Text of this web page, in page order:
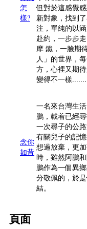
怎
樣?
但對於這感覺
新對象，找到
注，單純的以
赴約，一步步
摩 鐵，一臉期
人」的世界，
方，心裡又期
變得不一樣
念你
如昔
一名來台灣生
鵬，載着已經
一次尋子的公
有關兒子的記
想過放棄，更
時，雖然阿鵬
鵬作為一個異
分敬佩的，於
結。
頁面